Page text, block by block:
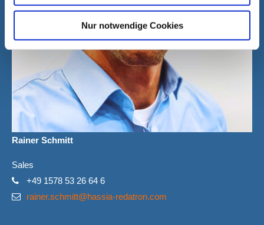
Nur notwendige Cookies
Rainer Schmitt
Sales
+49 1578 53 26 64 6
rainer.schmitt@hassia-redatron.com